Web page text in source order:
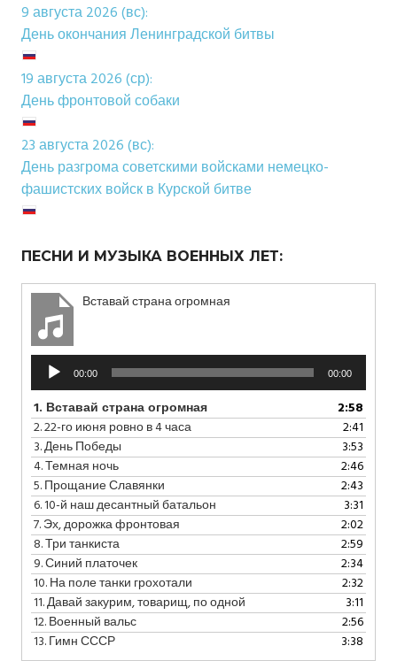
9 августа 2026 (вс):
День окончания Ленинградской битвы
19 августа 2026 (ср):
День фронтовой собаки
23 августа 2026 (вс):
День разгрома советскими войсками немецко-
фашистских войск в Курской битве
ПЕСНИ И МУЗЫКА ВОЕННЫХ ЛЕТ:
Вставай страна огромная
Аудиоплеер
00:00 00:00
1. Вставай страна огромная
2:58
2.22-го июня ровно в 4 часа
2:41
3.День Победы
3:53
4.Темная ночь
2:46
5.Прощание Славянки
2:43
6.10-й наш десантный батальон
3:31
7.Эх, дорожка фронтовая
2:02
8.Три танкиста
2:59
9.Синий платочек
2:34
10.На поле танки грохотали
2:32
11.Давай закурим, товарищ, по одной
3:11
12.Военный вальс
2:56
13.Гимн СССР 3:38